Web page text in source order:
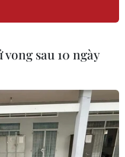
sau 10 ngày